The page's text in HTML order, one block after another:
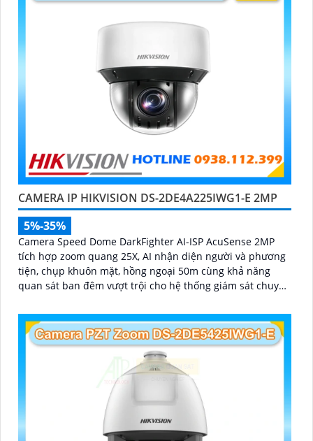
CAMERA IP HIKVISION DS-2DE4A225IWG1-E 2MP
5%-35%
Camera Speed Dome DarkFighter AI-ISP AcuSense 2MP
tích hợp zoom quang 25X, AI nhận diện người và phương
tiện, chụp khuôn mặt, hồng ngoại 50m cùng khả năng
quan sát ban đêm vượt trội cho hệ thống giám sát chuyên